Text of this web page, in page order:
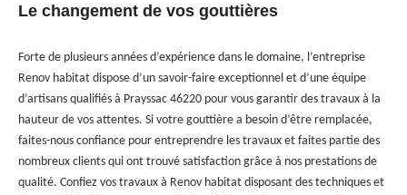
Le changement de vos gouttières
Forte de plusieurs années d’expérience dans le domaine, l’entreprise
Renov habitat dispose d’un savoir-faire exceptionnel et d’une équipe
d’artisans qualifiés à Prayssac 46220 pour vous garantir des travaux à la
hauteur de vos attentes. Si votre gouttière a besoin d’être remplacée,
faites-nous confiance pour entreprendre les travaux et faites partie des
nombreux clients qui ont trouvé satisfaction grâce à nos prestations de
qualité. Confiez vos travaux à Renov habitat disposant des techniques et